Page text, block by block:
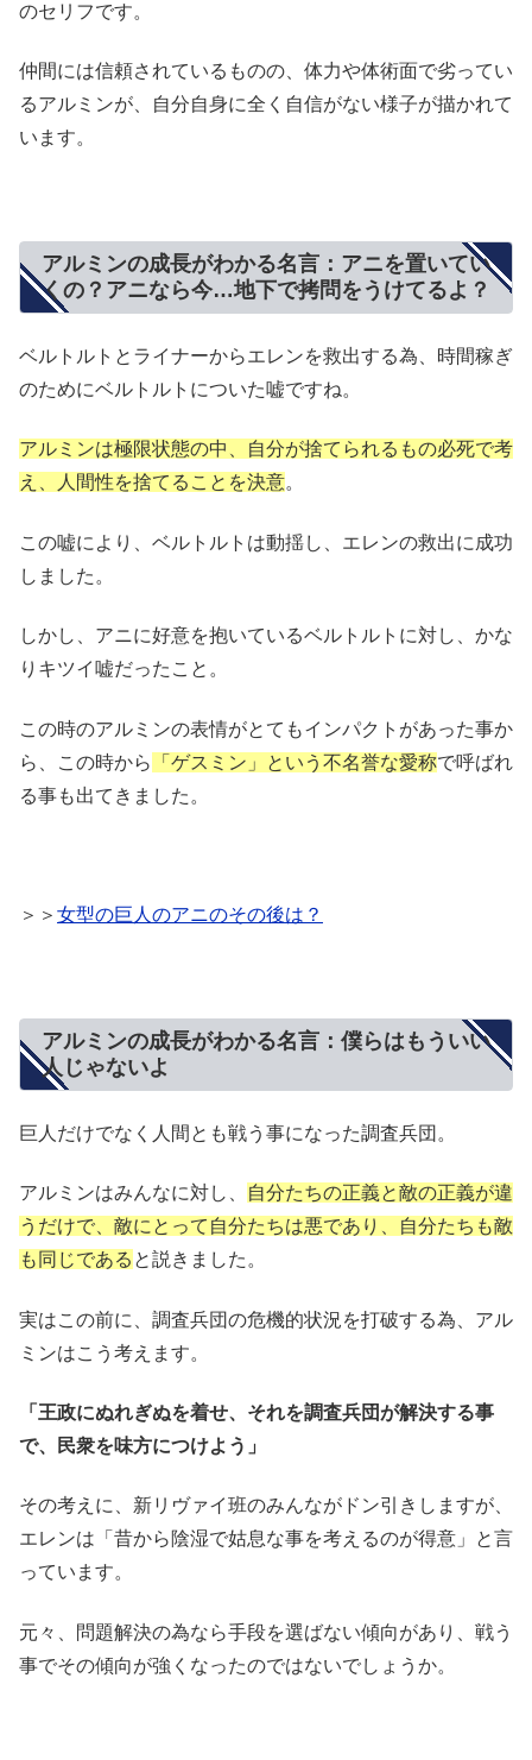
のセリフです。
仲間には信頼されているものの、体力や体術面で劣ってい
るアルミンが、自分自身に全く自信がない様子が描かれて
います。
アルミンの成長がわかる名言：アニを置いてい
くの？アニなら今…地下で拷問をうけてるよ？
ベルトルトとライナーからエレンを救出する為、時間稼ぎ
のためにベルトルトについた嘘ですね。
アルミンは極限状態の中、自分が捨てられるもの必死で考
え、人間性を捨てることを決意。
この嘘により、ベルトルトは動揺し、エレンの救出に成功
しました。
しかし、アニに好意を抱いているベルトルトに対し、かな
りキツイ嘘だったこと。
この時のアルミンの表情がとてもインパクトがあった事か
ら、この時から
「ゲスミン」という不名誉な愛称で呼ばれ
る事も出てきました。
＞＞ 女型の巨人のアニのその後は？
アルミンの成長がわかる名言：僕らはもういい
人じゃないよ
巨人だけでなく人間とも戦う事になった調査兵団。
アルミンはみんなに対し、
自分たちの正義と敵の正義が違
うだけで、敵にとって自分たちは悪であり、自分たちも敵
も同じである と説きました。
実はこの前に、調査兵団の危機的状況を打破する為、アル
ミンはこう考えます。
「王政にぬれぎぬを着せ、それを調査兵団が解決する事
で、民衆を味方につけよう」
その考えに、新リヴァイ班のみんながドン引きしますが、
エレンは「昔から陰湿で姑息な事を考えるのが得意」と言
っています。
元々、問題解決の為なら手段を選ばない傾向があり、戦う
事でその傾向が強くなったのではないでしょうか。